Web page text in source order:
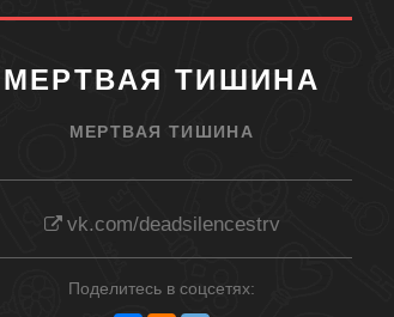
МЕРТВАЯ ТИШИНА
МЕРТВАЯ ТИШИНА
vk.com/deadsilencestrv
Поделитесь в соцсетях: